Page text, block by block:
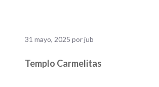
31 mayo, 2025 porjub
Templo Carmelitas